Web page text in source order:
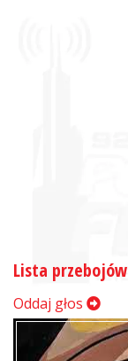
Lista przebojów
Oddaj głos